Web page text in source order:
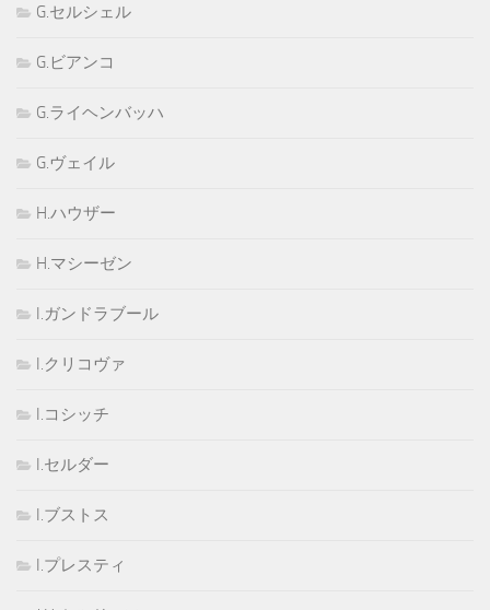
G.セルシェル
G.ビアンコ
G.ライヘンバッハ
G.ヴェイル
H.ハウザー
H.マシーゼン
I.ガンドラブール
I.クリコヴァ
I.コシッチ
I.セルダー
I.ブストス
I.プレスティ